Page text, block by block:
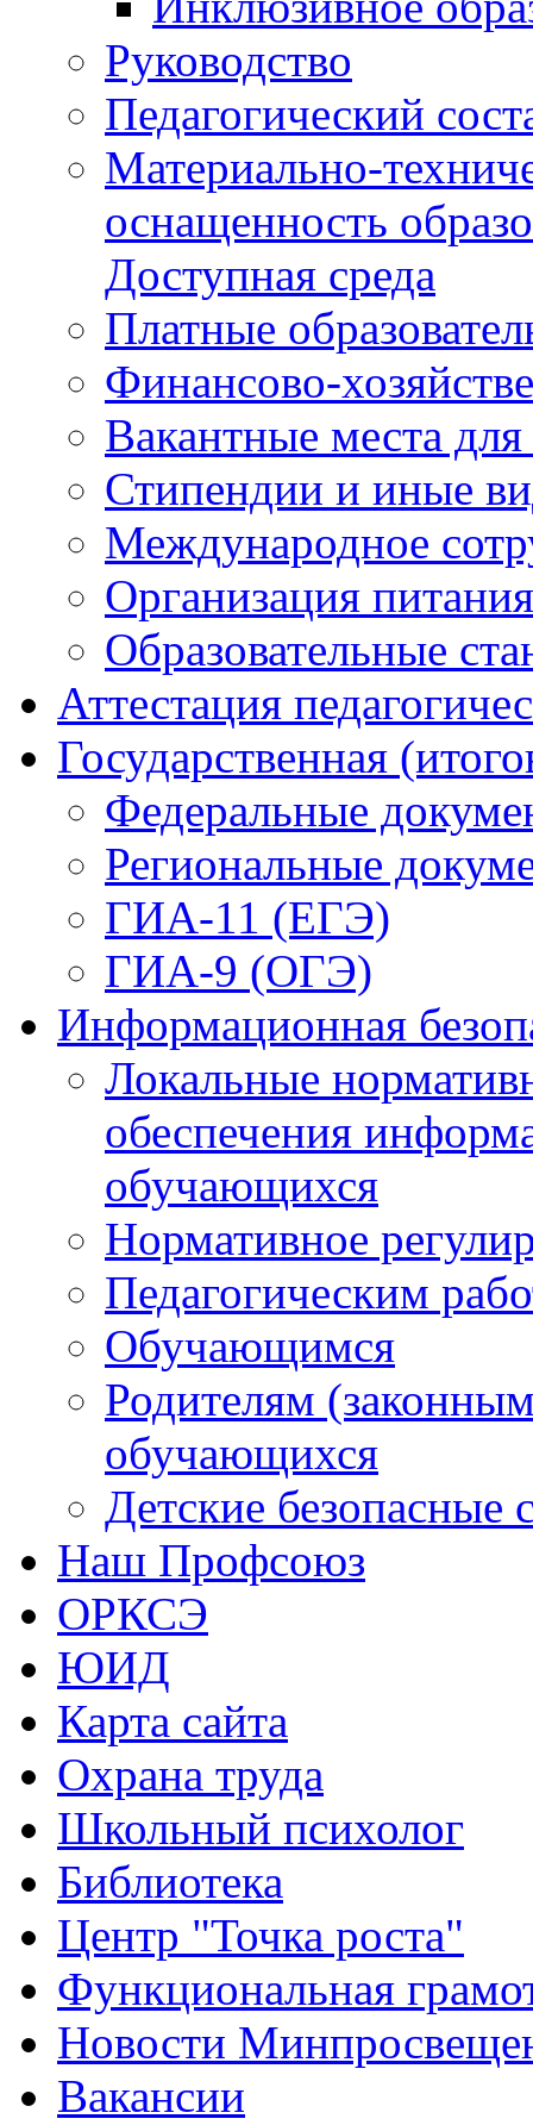
Руководство
Педагогический
Материально-
оснащенность
Доступная среда
Платные
Финансово-
Вакантные места
Стипендии и иные
Международное
Организация
Образовательные
Аттестация
Государственная
Федеральные
Региональные
ГИА-11 (ЕГЭ)
ГИА-9 (ОГЭ)
Информационная
Локальные
обеспечения
обучающихся
Нормативное
Педагогическим
Обучающимся
Родителям
обучающихся
Детские безопасные
Наш Профсоюз
ОРКСЭ
ЮИД
Карта сайта
Охрана труда
Школьный психолог
Библиотека
Центр "Точка роста"
Функциональная
Новости
Вакансии